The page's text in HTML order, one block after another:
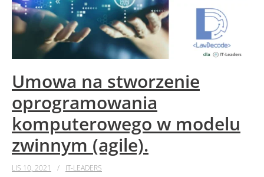
Umowa na stworzenie
oprogramowania
komputerowego w modelu
zwinnym (agile).
LIS 10, 2021
IT-LEADERS